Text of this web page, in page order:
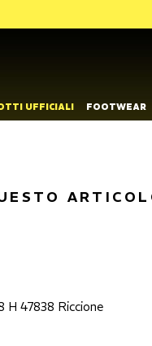
FOOTWEAR
UFFICIALI
H 47838 Riccione